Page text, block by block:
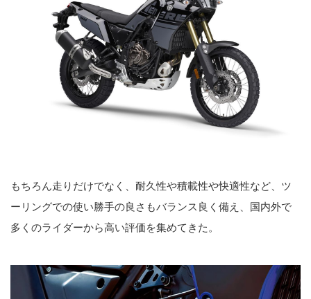
もちろん走りだけでなく、耐久性や積載性や快適性など、ツ
ーリングでの使い勝手の良さもバランス良く備え、国内外で
多くのライダーから高い評価を集めてきた。